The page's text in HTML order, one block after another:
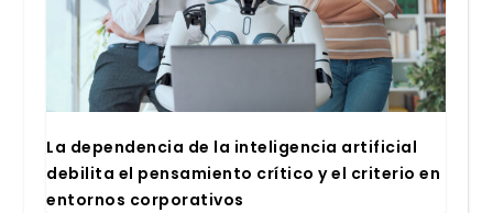
La depen­den­cia de la inte­li­gen­cia arti­fi­cial
debi­li­ta el pen­sa­mien­to crí­ti­co y el cri­te­rio en
entor­nos cor­po­ra­ti­vos